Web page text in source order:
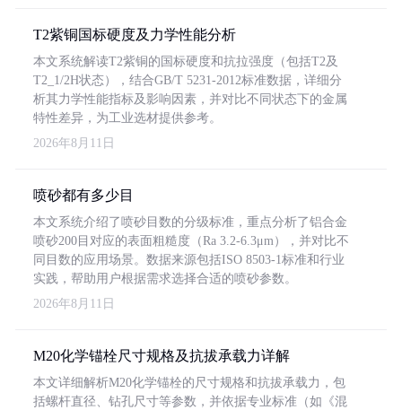
T2紫铜国标硬度及力学性能分析
本文系统解读T2紫铜的国标硬度和抗拉强度（包括T2及
T2_1/2H状态），结合GB/T 5231-2012标准数据，详细分
析其力学性能指标及影响因素，并对比不同状态下的金属
特性差异，为工业选材提供参考。
2026年8月11日
喷砂都有多少目
本文系统介绍了喷砂目数的分级标准，重点分析了铝合金
喷砂200目对应的表面粗糙度（Ra 3.2-6.3μm），并对比不
同目数的应用场景。数据来源包括ISO 8503-1标准和行业
实践，帮助用户根据需求选择合适的喷砂参数。
2026年8月11日
M20化学锚栓尺寸规格及抗拔承载力详解
本文详细解析M20化学锚栓的尺寸规格和抗拔承载力，包
括螺杆直径、钻孔尺寸等参数，并依据专业标准（如《混